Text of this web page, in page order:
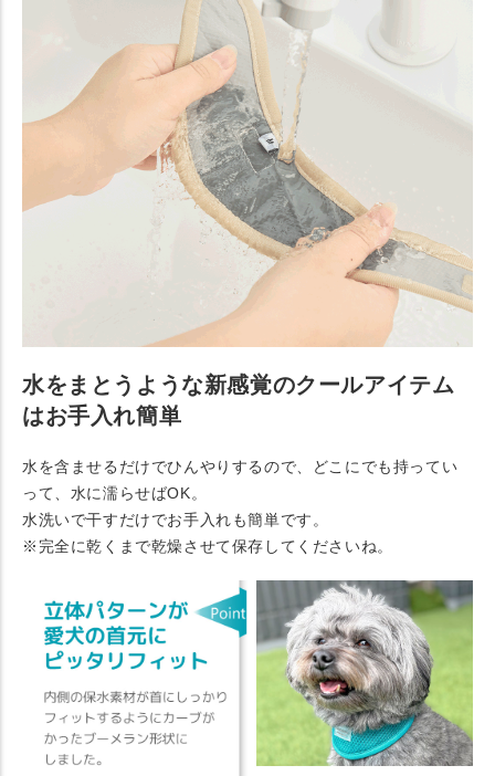
水をまとうような新感覚のクールアイテム
はお手入れ簡単
水を含ませるだけでひんやりするので、どこにでも持ってい
って、水に濡らせばOK。
水洗いで干すだけでお手入れも簡単です。
※完全に乾くまで乾燥させて保存してくださいね。